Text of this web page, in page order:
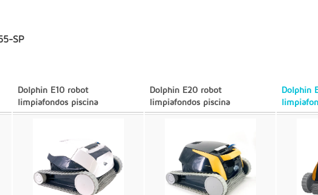
SP
Dolphin E10 robot
limpiafondos piscina
Dolphin E20 robot
limpiafondos piscina
Dolphin